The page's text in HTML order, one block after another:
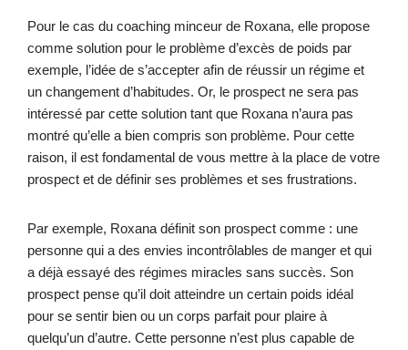
Pour le cas du coaching minceur de Roxana, elle propose
comme solution pour le problème d’excès de poids par
exemple, l’idée de s’accepter afin de réussir un régime et
un changement d’habitudes. Or, le prospect ne sera pas
intéressé par cette solution tant que Roxana n’aura pas
montré qu’elle a bien compris son problème. Pour cette
raison, il est fondamental de vous mettre à la place de votre
prospect et de définir ses problèmes et ses frustrations.
Par exemple, Roxana définit son prospect comme : une
personne qui a des envies incontrôlables de manger et qui
a déjà essayé des régimes miracles sans succès. Son
prospect pense qu’il doit atteindre un certain poids idéal
pour se sentir bien ou un corps parfait pour plaire à
quelqu’un d’autre. Cette personne n’est plus capable de